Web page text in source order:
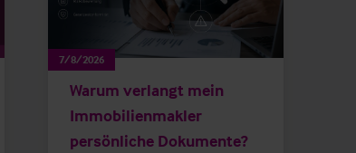
7/8/2026
Warum verlangt mein
Immobilienmakler
persönliche Dokumente?